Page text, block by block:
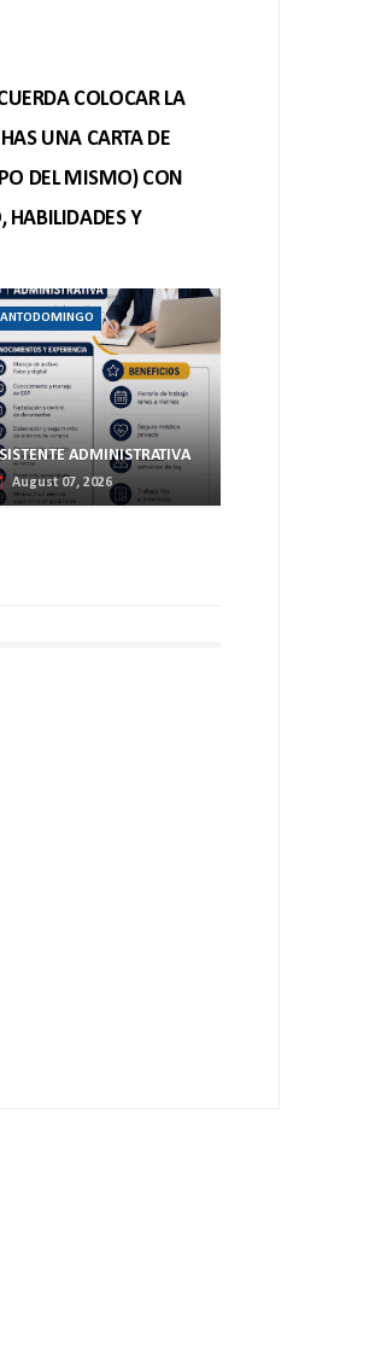
COLOCAR LA
UNA CARTA DE
DEL MISMO) CON
HABILIDADES Y
ADMINISTRATIVA
August 07, 2026